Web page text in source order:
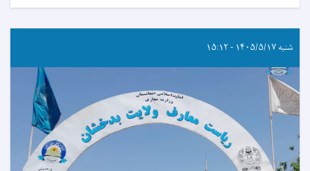
شنبه ۱۴۰۵/۵/۱۷ - ۱۵:۱۲